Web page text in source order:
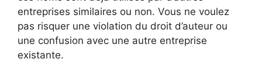
entreprises similaires ou non. Vous ne voulez
pas risquer une violation du droit d’auteur ou
une confusion avec une autre entreprise
existante.